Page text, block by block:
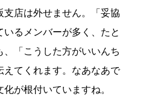
支店は外せません。「妥協
るメンバーが多く、たと
、「こうした方がいいんち
えてくれます。なあなあで
が根付いていますね。